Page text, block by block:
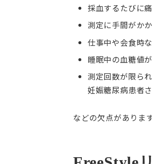
採血するたびに
測定に手間がか
仕事中や会食時
睡眠中の血糖値
測定回数が限ら
妊娠糖尿病患者
などの欠点があります